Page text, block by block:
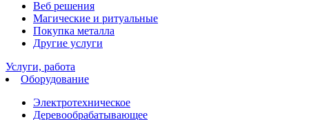
Веб решения
Магические и ритуальные
Покупка металла
Другие услуги
Услуги, работа
Оборудование
Электротехническое
Деревообрабатывающее